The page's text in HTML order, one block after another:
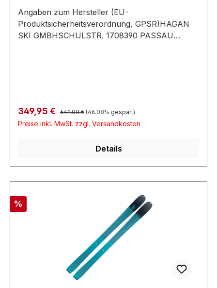
Angaben zum Hersteller (EU-
Produktsicherheitsverordnung, GPSR)HAGAN
SKI GMBHSCHULSTR. 1708390 PASSAU
Verkaufspreis:
349,95 € Regulärer Preis:
649,00 € (46.08% gespart)
Preise inkl. MwSt. zzgl. Versandkosten
Details
Rabatt
%